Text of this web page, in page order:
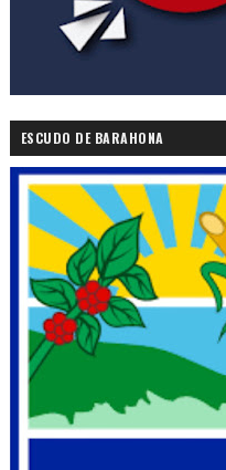
ESCUDO DE BARAHONA